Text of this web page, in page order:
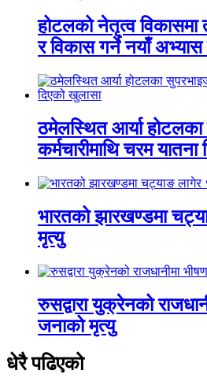
होटलको नेतृत्व
र विकास गर्ने नयाँ
ठमेलस्थित आर्या
कर्मचारीमाथि चरम
भारतको झारखण्डमा
मृत्यु
रुसद्वारा युक्रेनको
जनाको मृत्यु
धेरै पढिएको